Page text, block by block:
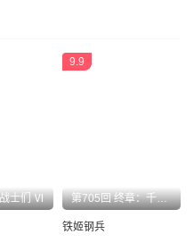
士们 Ⅵ 第705回 终章：千年之后
9.9
铁姬钢兵